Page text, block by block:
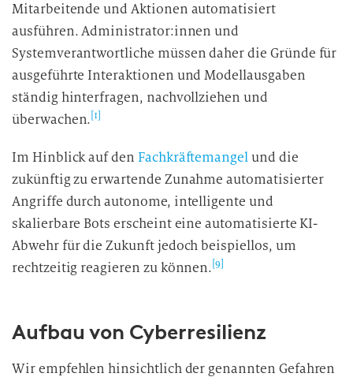
Mitarbeitende und Aktionen automatisiert
ausführen. Administrator:innen und
Systemverantwortliche müssen daher die Gründe für
ausgeführte Interaktionen und Modellausgaben
ständig hinterfragen, nachvollziehen und
überwachen. [1]
Im Hinblick auf den Fachkräftemangelund die
zukünftig zu erwartende Zunahme automatisierter
Angriffe durch autonome, intelligente und
skalierbare Bots erscheint eine automatisierte KI-
Abwehr für die Zukunft jedoch beispiellos, um
rechtzeitig reagieren zu können. [9]
Aufbau von Cyberresilienz
Wir empfehlen hinsichtlich der genannten Gefahren